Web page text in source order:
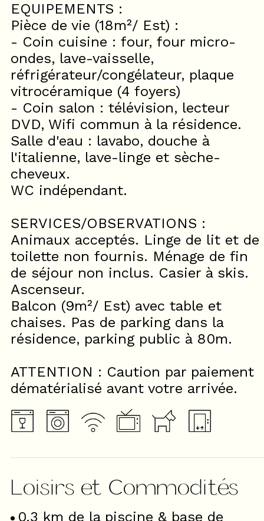
EQUIPEMENTS :
Pièce de vie (18m²/ Est) :
- Coin cuisine : four, four micro-
ondes, lave-vaisselle,
réfrigérateur/congélateur, plaque
vitrocéramique (4 foyers)
- Coin salon : télévision, lecteur
DVD, Wifi commun à la résidence.
Salle d'eau : lavabo, douche à
l'italienne, lave-linge et sèche-
cheveux.
WC indépendant.
SERVICES/OBSERVATIONS :
Animaux acceptés. Linge de lit et de
toilette non fournis. Ménage de fin
de séjour non inclus. Casier à skis.
Ascenseur.
Balcon (9m²/ Est) avec table et
chaises. Pas de parking dans la
résidence, parking public à 80m.
ATTENTION : Caution par paiement
dématérialisé avant votre arrivée.
Loisirs et Commodités
0.3 km de la piscine & base de